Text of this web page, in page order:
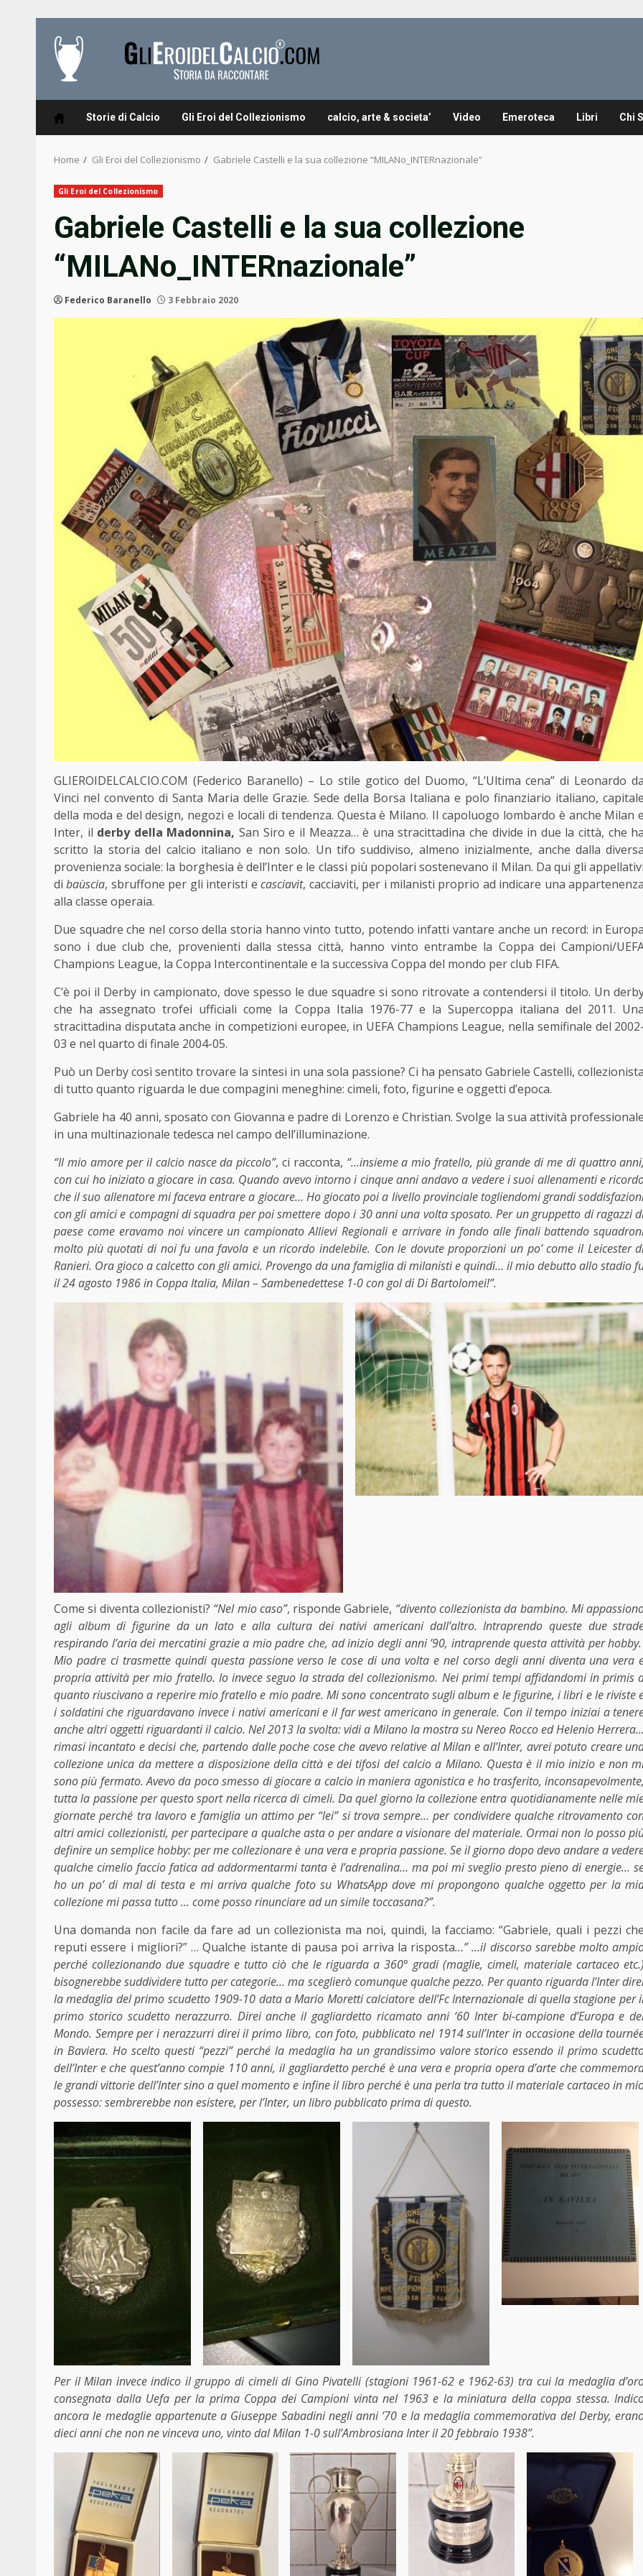
content
Storie di Calcio Gli Eroi del Collezionismo calcio, arte & societa’ Video Emeroteca Libri Chi
Home Gli Eroi del Collezionismo Gabriele Castelli e la sua collezione “MILANo_INTERnazionale”
Gli Eroi del Collezionismo
Gabriele Castelli e la sua collezione
“MILANo_INTERnazionale”
Federico Baranello 3 Febbraio 2020
GLIEROIDELCALCIO.COM (Federico Baranello) – Lo stile gotico del Duomo, “L’Ultima cena” di Leonardo
Vinci nel convento di Santa Maria delle Grazie. Sede della Borsa Italiana e polo finanziario italiano,
della moda e del design, negozi e locali di tendenza. Questa è Milano. Il capoluogo lombardo è anche Milan
Inter, il derby della Madonnina,San Siro e il Meazza… è una stracittadina che divide in due la città, che
scritto la storia del calcio italiano e non solo. Un tifo suddiviso, almeno inizialmente, anche dalla
provenienza sociale: la borghesia è dell’Inter e le classi più popolari sostenevano il Milan. Da qui gli
dibaùscia, sbruffone per gli interisti ecasciavìt, cacciaviti, per i milanisti proprio ad indicare una
alla classe operaia.
Due squadre che nel corso della storia hanno vinto tutto, potendo infatti vantare anche un record: in
sono i due club che, provenienti dalla stessa città, hanno vinto entrambe la Coppa dei Campioni/
Champions League, la Coppa Intercontinentale e la successiva Coppa del mondo per club FIFA.
C’è poi il Derby in campionato, dove spesso le due squadre si sono ritrovate a contendersi il titolo. Un
che ha assegnato trofei ufficiali come la Coppa Italia 1976-77 e la Supercoppa italiana del 2011.
stracittadina disputata anche in competizioni europee, in UEFA Champions League, nella semifinale del
03 e nel quarto di finale 2004-05.
Può un Derby così sentito trovare la sintesi in una sola passione? Ci ha pensato Gabriele Castelli,
di tutto quanto riguarda le due compagini meneghine: cimeli, foto, figurine e oggetti d’epoca.
Gabriele ha 40 anni, sposato con Giovanna e padre di Lorenzo e Christian. Svolge la sua attività
in una multinazionale tedesca nel campo dell’illuminazione.
“Il mio amore per il calcio nasce da piccolo”, ci racconta, “…insieme a mio fratello, più grande di me di quattro
con cui ho iniziato a giocare in casa. Quando avevo intorno i cinque anni andavo a vedere i suoi allenamenti e
che il suo allenatore mi faceva entrare a giocare… Ho giocato poi a livello provinciale togliendomi grandi
con gli amici e compagni di squadra per poi smettere dopo i 30 anni una volta sposato. Per un gruppetto di ragazzi
paese come eravamo noi vincere un campionato Allievi Regionali e arrivare in fondo alle finali battendo
molto più quotati di noi fu una favola e un ricordo indelebile. Con le dovute proporzioni un po’ come il Leicester
Ranieri. Ora gioco a calcetto con gli amici. Provengo da una famiglia di milanisti e quindi… il mio debutto allo stadio
il 24 agosto 1986 in Coppa Italia, Milan – Sambenedettese 1-0 con gol di Di Bartolomei!”.
Come si diventa collezionisti? “Nel mio caso”, risponde Gabriele, “divento collezionista da bambino. Mi
agli album di figurine da un lato e alla cultura dei nativi americani dall’altro. Intraprendo queste due
respirando l’aria dei mercatini grazie a mio padre che, ad inizio degli anni ’90, intraprende questa attività per
Mio padre ci trasmette quindi questa passione verso le cose di una volta e nel corso degli anni diventa una vera
propria attività per mio fratello. Io invece seguo la strada del collezionismo. Nei primi tempi affidandomi in primis
quanto riuscivano a reperire mio fratello e mio padre. Mi sono concentrato sugli album e le figurine, i libri e le riviste
i soldatini che riguardavano invece i nativi americani e il far west americano in generale. Con il tempo iniziai a
anche altri oggetti riguardanti il calcio. Nel 2013 la svolta: vidi a Milano la mostra su Nereo Rocco ed Helenio
rimasi incantato e decisi che, partendo dalle poche cose che avevo relative al Milan e all’Inter, avrei potuto creare
collezione unica da mettere a disposizione della città e dei tifosi del calcio a Milano. Questa è il mio inizio e non
sono più fermato. Avevo da poco smesso di giocare a calcio in maniera agonistica e ho trasferito,
tutta la passione per questo sport nella ricerca di cimeli. Da quel giorno la collezione entra quotidianamente nelle
giornate perché tra lavoro e famiglia un attimo per “lei” si trova sempre… per condividere qualche ritrovamento
altri amici collezionisti, per partecipare a qualche asta o per andare a visionare del materiale. Ormai non lo posso
definire un semplice hobby: per me collezionare è una vera e propria passione. Se il giorno dopo devo andare a
qualche cimelio faccio fatica ad addormentarmi tanta è l’adrenalina… ma poi mi sveglio presto pieno di energie…
ho un po’ di mal di testa e mi arriva qualche foto su WhatsApp dove mi propongono qualche oggetto per la
collezione mi passa tutto … come posso rinunciare ad un simile toccasana?”.
Una domanda non facile da fare ad un collezionista ma noi, quindi, la facciamo: “Gabriele, quali i pezzi
reputi essere i migliori?” … Qualche istante di pausa poi arriva la risposta…” …il discorso sarebbe molto
perché collezionando due squadre e tutto ciò che le riguarda a 360° gradi (maglie, cimeli, materiale cartaceo
bisognerebbe suddividere tutto per categorie… ma sceglierò comunque qualche pezzo. Per quanto riguarda l’Inter
la medaglia del primo scudetto 1909-10 data a Mario Moretti calciatore dell’Fc Internazionale di quella stagione per
primo storico scudetto nerazzurro. Direi anche il gagliardetto ricamato anni ‘60 Inter bi-campione d’Europa e
Mondo. Sempre per i nerazzurri direi il primo libro, con foto, pubblicato nel 1914 sull’Inter in occasione della
in Baviera. Ho scelto questi “pezzi” perché la medaglia ha un grandissimo valore storico essendo il primo
dell’Inter e che quest’anno compie 110 anni, il gagliardetto perché è una vera e propria opera d’arte che
le grandi vittorie dell’Inter sino a quel momento e infine il libro perché è una perla tra tutto il materiale cartaceo in
possesso: sembrerebbe non esistere, per l’Inter, un libro pubblicato prima di questo.
Per il Milan invece indico il gruppo di cimeli di Gino Pivatelli (stagioni 1961-62 e 1962-63) tra cui la medaglia
consegnata dalla Uefa per la prima Coppa dei Campioni vinta nel 1963 e la miniatura della coppa stessa.
ancora le medaglie appartenute a Giuseppe Sabadini negli anni ’70 e la medaglia commemorativa del Derby,
dieci anni che non ne vinceva uno, vinto dal Milan 1-0 sull’Ambrosiana Inter il 20 febbraio 1938”.